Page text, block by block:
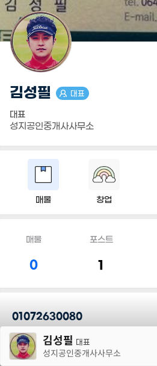
김성필 대표
대표
성지공인중개사사무소
매물 창업
매물
0
포스트
1
01072630080
담당지역김성필 대표
성지공인중개사사무소